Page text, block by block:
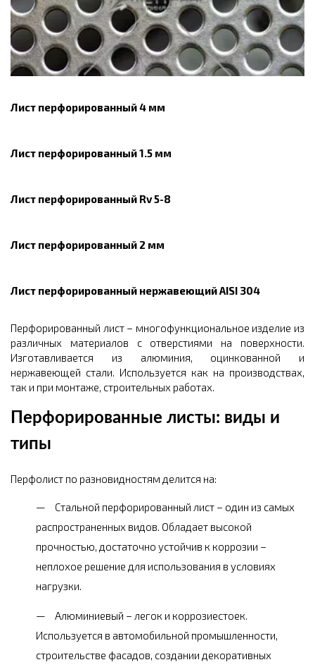
Лист перфорированный 4 мм
Лист перфорированный 1.5 мм
Лист перфорированный Rv 5-8
Лист перфорированный 2 мм
Лист перфорированный нержавеющий AISI 304
Перфорированный лист – многофункциональное изделие из
различных материалов с отверстиями на поверхности.
Изготавливается из алюминия, оцинкованной и
нержавеющей стали. Используется как на производствах,
так и при монтаже, строительных работах.
Перфорированные листы: виды и
типы
Перфолист по разновидностям делится на:
Стальной перфорированный лист – один из самых
распространенных видов. Обладает высокой
прочностью, достаточно устойчив к коррозии –
неплохое решение для использования в условиях
нагрузки.
Алюминиевый – легок и коррозиестоек.
Используется в автомобильной промышленности,
строительстве фасадов, создании декоративных